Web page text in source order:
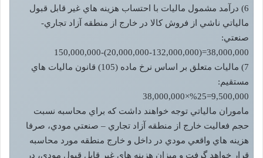
6) درآمد مشمول ماليات با احتساب هزينه هاي غير قابل قبول
مالياتي ناشي از فروش کالا در خارج از منطقه آزاد تجاري-
صنعتي:
38,000,000=(20,000,000-132,000,000)-150,000,000
7) ماليات متعلق بر اساس نرخ ماده (105) قانون ماليات هاي
مستقيم:
9,500,000=%25×38,000,000
ماموران مالياتي توجه خواهند داشت که براي محاسبه نسبت
حجم فعاليت خارج از منطقه آزاد تجاري – صنعتي مودي، صرفا
هزينه هاي واقعي مودي در داخل و خارج منطقه مورد محاسبه
قرار خواهد گرفت و ميزان هزينه هاي غير قابل قبول مودي، در